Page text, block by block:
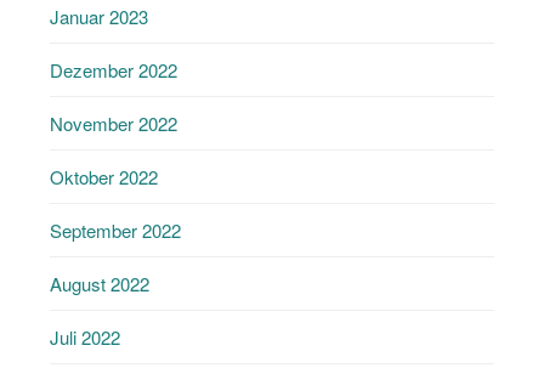
Januar 2023
Dezember 2022
November 2022
Oktober 2022
September 2022
August 2022
Juli 2022